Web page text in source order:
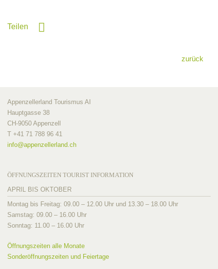
Teilen
zurück
Appenzellerland Tourismus AI
Hauptgasse 38
CH-9050 Appenzell
T +41 71 788 96 41
info@appenzellerland.ch
ÖFFNUNGSZEITEN TOURIST INFORMATION
APRIL BIS OKTOBER
Montag bis Freitag: 09.00 – 12.00 Uhr und 13.30 – 18.00 Uhr
Samstag: 09.00 – 16.00 Uhr
Sonntag: 11.00 – 16.00 Uhr
Öffnungszeiten alle Monate
Sonderöffnungszeiten und Feiertage